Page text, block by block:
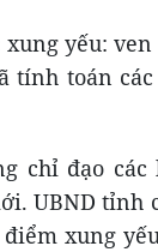
yếu:
tính toán
chỉ đạo
UBND tỉnh
xung